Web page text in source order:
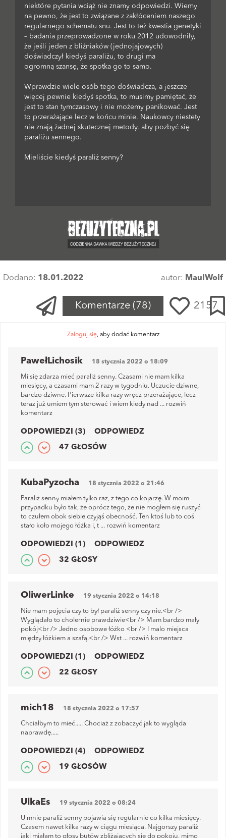
niektóre pytania wciąż nie znamy odpowiedzi. Wiemy
na pewno, że jest to związane z zakłóceniem naszego
regularnego schematu snu. Jest to też kwestia genetyki
– badania przeprowadzone w roku 2012 udowodniły,
że jeśli jeden z bliźniaków (jednojajowych)
doświadczył kiedyś paraliżu, to drugi ma
ogromną szansę, że spotka go to samo.
Wprawdzie wiele osób tego doświadcza, a jeszcze
więcej pewnie kiedyś spotka, to musimy pamiętać, że
jest to stan tymczasowy i nie możemy panikować. Jest
to przerażające lecz w końcu minie. Naukowcy niestety
nie znają żadnej skutecznej metody, aby pozbyć się
paraliżu sennego.
Mieliście kiedyś paraliż senny?
Dodano: 18.01.2022 autor: MaulWolf
Komentarze (78) 2157
Zaloguj się, aby dodać komentarz
PawełLichosik 18 stycznia 2022 o 18:09
Mi się zdarza mieć paraliż senny. Czasami nie mam kilka
miesięcy, a czasami mam 2 razy w tygodniu. Uczucie dziwne,
bardzo dziwne. Pierwsze kilka razy wręcz przerażające, lecz
teraz już umiem tym sterować i wiem kiedy nad ... rozwiń
komentarz
ODPOWIEDZI (3) ODPOWIEDZ
47 GŁOSÓW
KubaPyzocha 18 stycznia 2022 o 21:46
Paraliż senny miałem tylko raz, z tego co kojarzę. W moim
przypadku było tak, że oprócz tego, że nie mogłem się ruszyć
to czułem obok siebie czyjąś obecność. Ten ktoś lub to coś
stało koło mojego łóżka i, t ... rozwiń komentarz
ODPOWIEDZI (1) ODPOWIEDZ
32 GŁOSY
OliwerLinke 19 stycznia 2022 o 14:18
Nie mam pojęcia czy to był paraliż senny czy nie.<br />
Wyglądało to cholernie prawdziwie<br /> Mam bardzo mały
pokój<br /> Jedno osobowe łóżko <br /> I malo miejsca
między łóżkiem a szafą.<br /> Wst ... rozwiń komentarz
ODPOWIEDZI (1) ODPOWIEDZ
22 GŁOSY
mich18 18 stycznia 2022 o 17:57
Chciałbym to mieć..... Chociaż z zobaczyć jak to wygląda
naprawdę.....
ODPOWIEDZI (4) ODPOWIEDZ
19 GŁOSÓW
UlkaEs 19 stycznia 2022 o 08:24
U mnie paraliż senny pojawia się regularnie co kilka miesięcy.
Czasem nawet kilka razy w ciągu miesiąca. Najgorszy paraliż
jaki miałam to głosy butów zbliżających się do pokoju, mimo